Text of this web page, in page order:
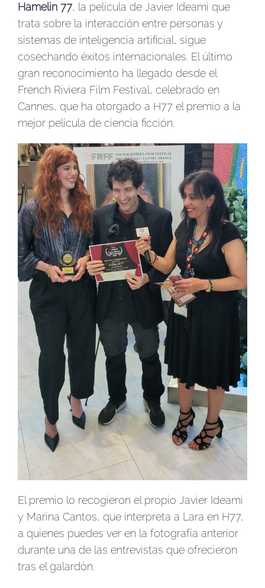
Hamelin 77, la película de Javier Ideami que
trata sobre la interacción entre personas y
sistemas de inteligencia artificial, sigue
cosechando éxitos internacionales. El último
gran reconocimiento ha llegado desde el
French Riviera Film Festival, celebrado en
Cannes, que ha otorgado a H77 el premio a la
mejor película de ciencia ficción.
El premio lo recogieron el propio Javier Ideami
y Marina Cantos, que interpreta a Lara en H77,
a quienes puedes ver en la fotografía anterior
durante una de las entrevistas que ofrecieron
tras el galardón.